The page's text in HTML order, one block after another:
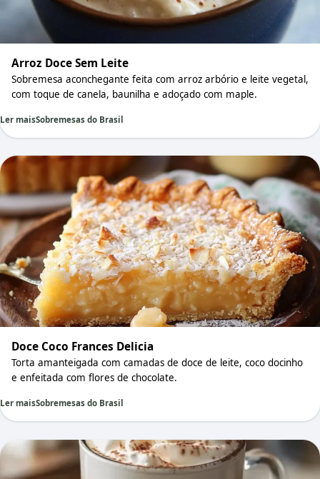
Arroz Doce Sem Leite
Sobremesa aconchegante feita com arroz arbório e leite vegetal,
com toque de canela, baunilha e adoçado com maple.
Ler maisSobremesas do Brasil
Doce Coco Frances Delicia
Torta amanteigada com camadas de doce de leite, coco docinho
e enfeitada com flores de chocolate.
Ler maisSobremesas do Brasil